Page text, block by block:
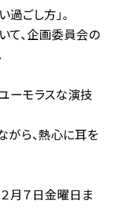
ごし方」。
て、企画委員会の
ーモラスな演技
がら、熱心に耳を
月７日金曜日ま